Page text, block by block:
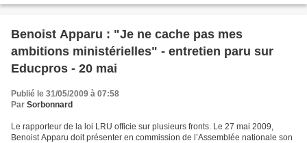
Benoist Apparu : "Je ne cache pas mes
ambitions ministérielles" - entretien paru sur
Educpros - 20 mai
Publié le 31/05/2009 à 07:58
Par Sorbonnard
Le rapporteur de la loi LRU officie sur plusieurs fronts. Le 27 mai 2009,
Benoist Apparu doit présenter en commission de l’Assemblée nationale son